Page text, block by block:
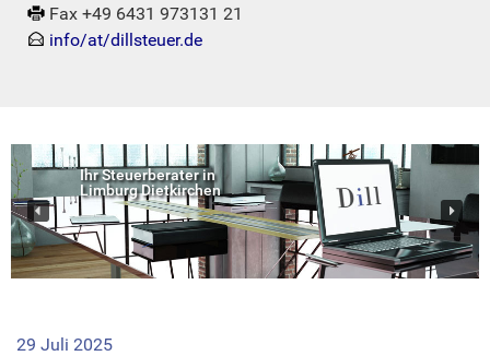
Fax +49 6431 973131 21
info/at/dillsteuer.de
Ihr Steuerberater in
Limburg Dietkirchen
29 Juli 2025